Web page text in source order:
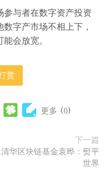
参与者在数字资产投资
字产市场不相上下，
会放宽。
赏
更多 (0)
下一篇
华区块链基金袁晔：熨平
世界